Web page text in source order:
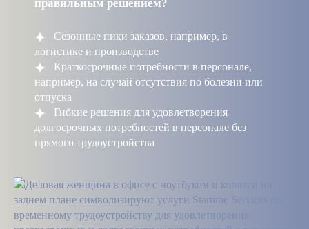
правильным решением?
Сезонные пики заказов, например, в
логистике и производстве
Краткосрочные потребности в персонале,
например, на случай отсутствия по болезни или
отпуска
Гибкие решения для удовлетворения
долгосрочных потребностей в персонале без
прямого трудоустройства